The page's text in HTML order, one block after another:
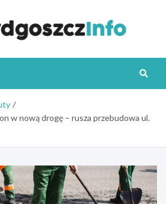
w nową drogę – rusza przebudowa ul.